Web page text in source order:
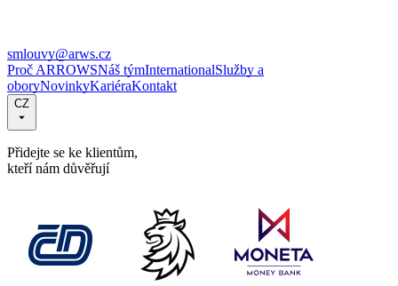
smlouvy@arws.cz
Proč ARROWSNáš týmInternationalSlužby a
oboryNovinkyKariéraKontakt
CZ
Přidejte se ke klientům,
kteří nám důvěřují